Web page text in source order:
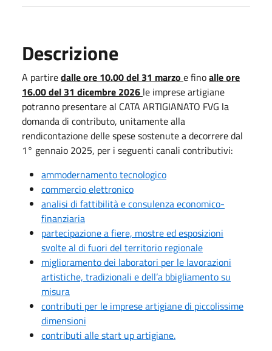
Descrizione
A partiredalle ore 10.00 del 31 marzo e finoalle ore
16.00 del 31 dicembre 2026 le imprese artigiane
potranno presentare al CATA ARTIGIANATO FVG la
domanda di contributo, unitamente alla
rendicontazione delle spese sostenute a decorrere dal
1° gennaio 2025, per i seguenti canali contributivi:
ammodernamento tecnologico
commercio elettronico
analisi di fattibilità e consulenza economico-
finanziaria
partecipazione a fiere, mostre ed esposizioni
svolte al di fuori del territorio regionale
miglioramento dei laboratori per le lavorazioni
artistiche, tradizionali e dell’a bbigliamento su
misura
contributi per le imprese artigiane di piccolissime
dimensioni
contributi alle start up artigiane.